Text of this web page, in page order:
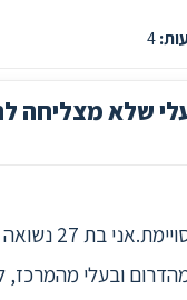
שלא מצליחה
אני ינסה
מהדרום ובעלי